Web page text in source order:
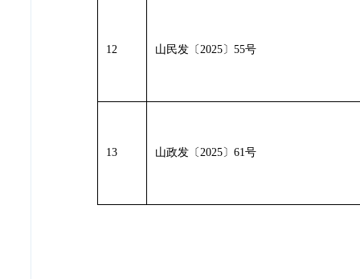
12 山民发 〔 2025 〕 55号
13 山政发 〔 2025 〕 61号